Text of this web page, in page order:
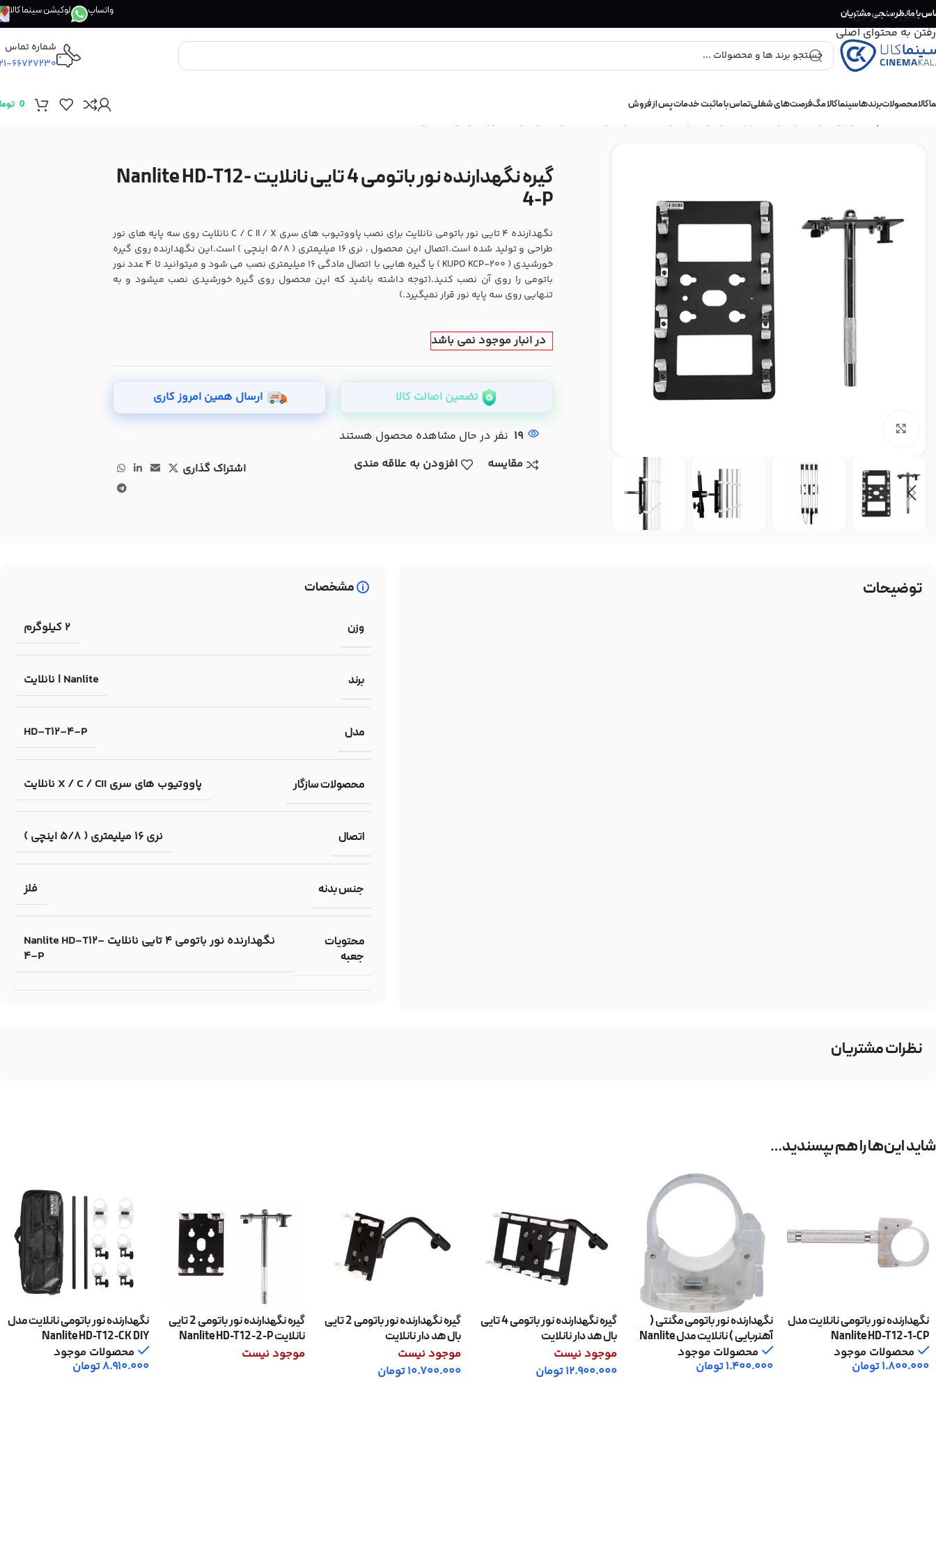
عبور به ناوبری
رفتن به محتوای اصلی
با مانظرسنجی مشتریان واتساپ لوکیشن سینما کالا
شماره تماس
66727230
کالامحصولاتبرندهاسینما کالا مگفرصت‌های شغلیتماس با ماثبت خدمات پس از فروش 0
گیره نگهدارنده نور باتومی 4 تایی نانلایت Nanlite HD-T12-
4-P
نگهدارنده 4 تایی نور باتومی نانلایت برای نصب پاووتیوب های سری C / C II / X نانلایت روی سه پایه های نور
طراحی و تولید شده است.اتصال این محصول ، نری 16 میلیمتری ( 5/8 اینچی ) است.این نگهدارنده روی گیره
خورشیدی ( KUPO KCP-200 ) یا گیره هایی با اتصال مادگی 16 میلیمتری نصب می شود و میتوانید تا 4 عدد نور
باتومی را روی آن نصب کنید.(توجه داشته باشید که این محصول روی گیره خورشیدی نصب میشود و به
تنهایی روی سه پایه نور قرار نمیگیرد.)
در انبار موجود نمی باشد
تضمین اصالت کالا ارسال همین امروز کاری
19 نفر در حال مشاهده محصول هستند
مقایسه
افزودن به علاقه مندی اشتراک گذاری
توضیحات مشخصات
وزن 2 کیلوگرم
برند Nanlite | نانلایت
مدل HD-T12-4-P
محصولات سازگار پاووتیوب های سری X / C / CII نانلایت
اتصال نری 16 میلیمتری ( 5/8 اینچی )
جنس بدنه فلز
محتویات
جعبه
نگهدارنده نور باتومی 4 تایی نانلایت Nanlite HD-T12-
4-P
نظرات مشتریان
شاید این‌ها را هم بپسندید…
نگهدارنده نور باتومی نانلایت مدل
Nanlite HD-T12-1-CP
محصولات موجود
1.800.000تومان
نگهدارنده نور باتومی مگنتی (
آهنربایی ) نانلایت مدل Nanlite
HD-T12-1-MC
محصولات موجود
1.400.000تومان
گیره نگهدارنده نور باتومی 4 تایی
بال هد دار نانلایت
موجود نیست
12.900.000تومان
گیره نگهدارنده نور باتومی 2 تایی
بال هد دار نانلایت
موجود نیست
10.700.000تومان
گیره نگهدارنده نور باتومی 2 تایی
نانلایت Nanlite HD-T12-2-P
موجود نیست
نگهدارنده نور باتومی نانلایت مدل
Nanlite HD-T12-CK DIY
محصولات موجود
8.910.000تومان